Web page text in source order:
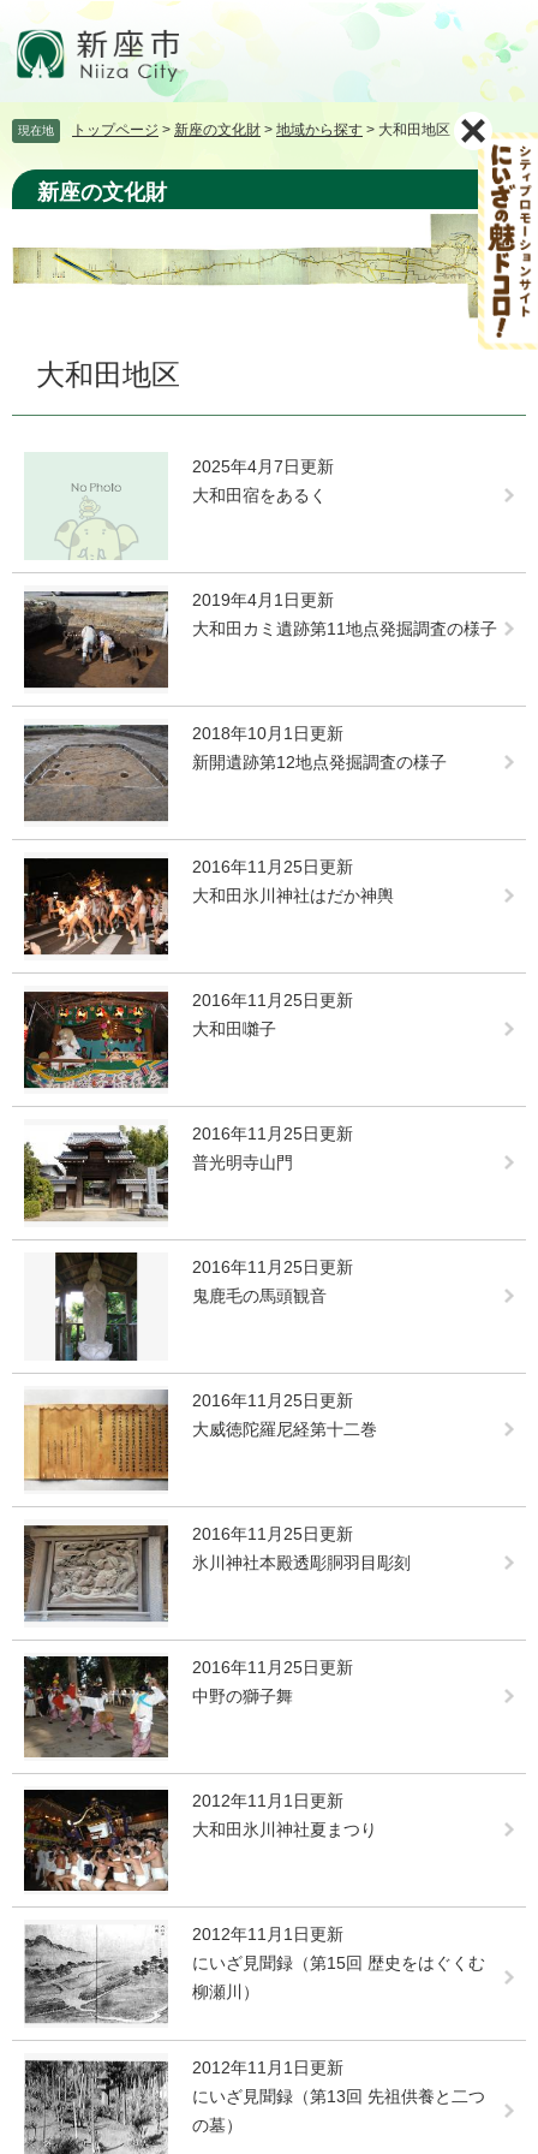
頭
す。
飛
し
て
文
へ
現在地 トップページ > 新座の文化財 > 地域から探す > 大和田地区
新座の文化財
大和田地区
2025年4月7日更新
大和田宿をあるく
2019年4月1日更新
大和田カミ遺跡第11地点発掘調査の様子
2018年10月1日更新
新開遺跡第12地点発掘調査の様子
2016年11月25日更新
大和田氷川神社はだか神輿
2016年11月25日更新
大和田囃子
2016年11月25日更新
普光明寺山門
2016年11月25日更新
鬼鹿毛の馬頭観音
2016年11月25日更新
大威徳陀羅尼経第十二巻
2016年11月25日更新
氷川神社本殿透彫胴羽目彫刻
2016年11月25日更新
中野の獅子舞
2012年11月1日更新
大和田氷川神社夏まつり
2012年11月1日更新
にいざ見聞録（第15回 歴史をはぐくむ
柳瀬川）
2012年11月1日更新
にいざ見聞録（第13回 先祖供養と二つ
の墓）